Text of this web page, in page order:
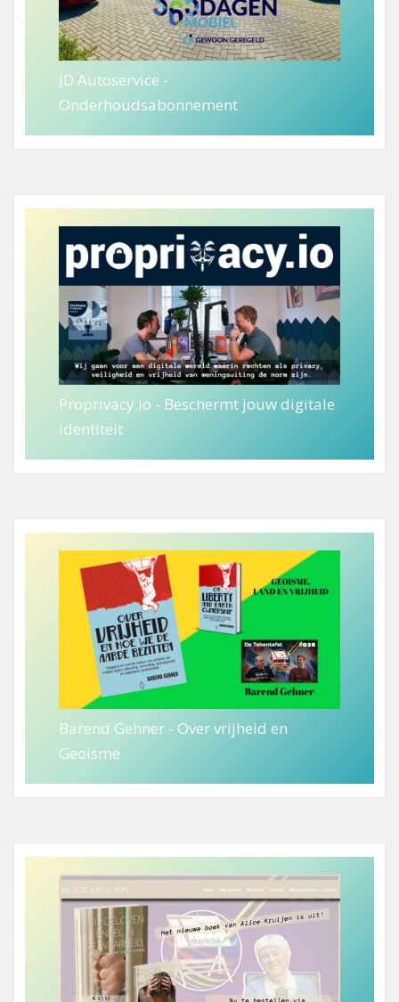
JD Autoservice -
Onderhoudsabonnement
Proprivacy.io - Beschermt jouw digitale
identiteit
Barend Gehner - Over vrijheid en
Geoisme